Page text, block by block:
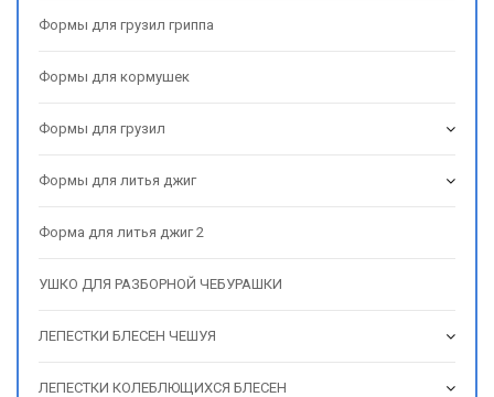
Формы для грузил гриппа
Формы для кормушек
Формы для грузил
Формы для литья джиг
Форма для литья джиг 2
УШКО ДЛЯ РАЗБОРНОЙ ЧЕБУРАШКИ
ЛЕПЕСТКИ БЛЕСЕН ЧЕШУЯ
ЛЕПЕСТКИ КОЛЕБЛЮЩИХСЯ БЛЕСЕН